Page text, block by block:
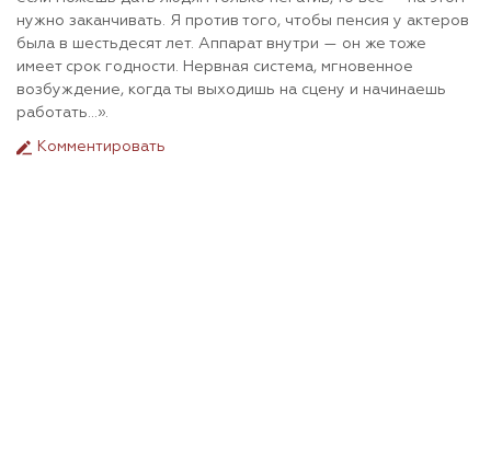
нужно заканчивать. Я против того, чтобы пенсия у актеров
была в шестьдесят лет. Аппарат внутри — он же тоже
имеет срок годности. Нервная система, мгновенное
возбуждение, когда ты выходишь на сцену и начинаешь
работать...».
Комментировать